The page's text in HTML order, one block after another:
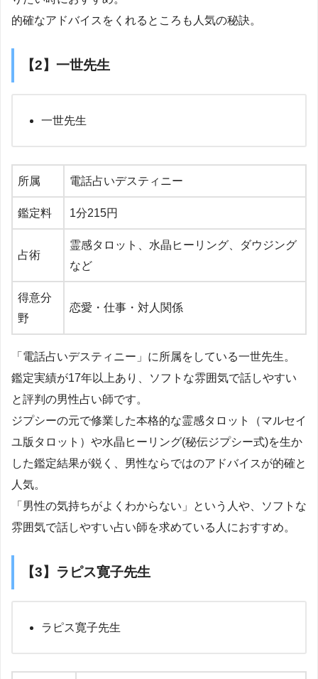
的確なアドバイスをくれるところも人気の秘訣。
【2】一世先生
一世先生
所属 電話占いデスティニー
鑑定料 1分215円
占術
霊感タロット、水晶ヒーリング、ダウジング
など
得意分
野
恋愛・仕事・対人関係
「電話占いデスティニー」に所属をしている一世先生。
鑑定実績が17年以上あり、ソフトな雰囲気で話しやすい
と評判の男性占い師です。
ジプシーの元で修業した本格的な霊感タロット（マルセイ
ユ版タロット）や水晶ヒーリング(秘伝ジプシー式)を生か
した鑑定結果が鋭く、男性ならではのアドバイスが的確と
人気。
「男性の気持ちがよくわからない」という人や、ソフトな
雰囲気で話しやすい占い師を求めている人におすすめ。
【3】ラピス寛子先生
ラピス寛子先生